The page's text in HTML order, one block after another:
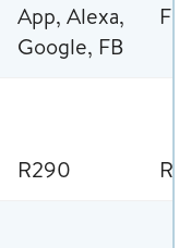
App, Alexa,
Google, FB
R290